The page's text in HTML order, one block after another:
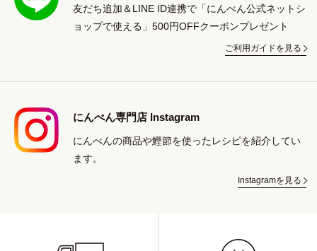
友だち追加＆LINE ID連携で「にんべん公式ネットシ
ョップで使える」500円OFFクーポンプレゼント
ご利用ガイドを見る
にんべん専門店 Instagram
にんべんの商品や鰹節を使ったレシピを紹介してい
ます。
Instagramを見る